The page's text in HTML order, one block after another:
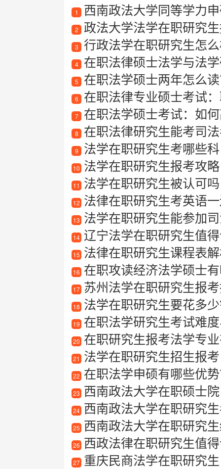
1 西南政法大学同等学力
2 政法大学法学在职研究
3 行政法学在职研究生怎
4 在职法律硕士法学与法
5 在职法学硕士两年怎么
6 在职法律专业硕士考试
7 在职法学硕士考试：如
8 在职法律研究生能考司
9 法学在职研究生考哪些
10 法学在职研究生报考攻略
11 法学在职研究生被认可吗
12 法律在职研究生考英语
13 法学在职研究生能参加
14 辽宁法学在职研究生值得
15 法律在职研究生课程表解
16 在职攻读经济法学硕士
17 苏州法学在职研究生报
18 法学在职研究生要花多
19 在职法学研究生考试难
20 在职研究生报考法学专业
21 法学在职研究生招生报考
22 在职法学申硕有哪些优
23 西南政法大学在职硕士院
24 西南政法大学在职研究生
25 西南政法大学在职研究生
26 西政法律在职研究生值
27 重庆民商法学在职研究生